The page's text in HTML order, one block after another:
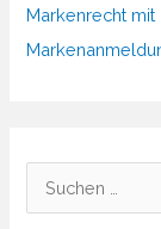
Markenrecht mit
u